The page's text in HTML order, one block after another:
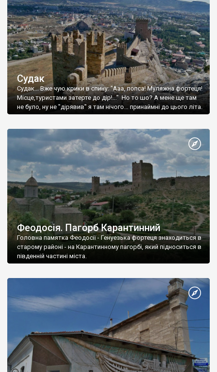
Судак
Судак... Вже чую крики в спину: "Ааа, попса! Муляжна фортеця!
Місце,туристами затерте до дір!..." Но то шо? А мене ще там
не було, ну не "дірявив" я там нічого... принаймні до цього літа.
Феодосія. Пагорб Карантинний
Головна памятка Феодосії - Генуезька фортеця знаходиться в
старому районі - на Карантинному пагорбі, який підноситься в
південній частині міста.